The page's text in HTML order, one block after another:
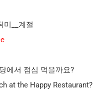
미
계절
에서 점심 먹을까요?
at the Happy Restaurant?